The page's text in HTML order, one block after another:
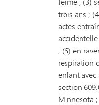
trois ans ;
actes
; (5)
respiration
enfant
section
Minnesota